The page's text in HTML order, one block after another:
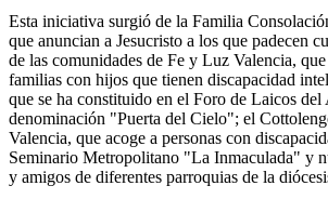
Esta iniciativa surgió de la Familia
que anuncian a Jesucristo a los que padecen
de las comunidades de Fe y Luz Valencia,
familias con hijos que tienen discapacidad
que se ha constituido en el Foro de Laicos
denominación "Puerta del Cielo"; el
Valencia, que acoge a personas con
Seminario Metropolitano "La Inmaculada" y
y amigos de diferentes parroquias de la